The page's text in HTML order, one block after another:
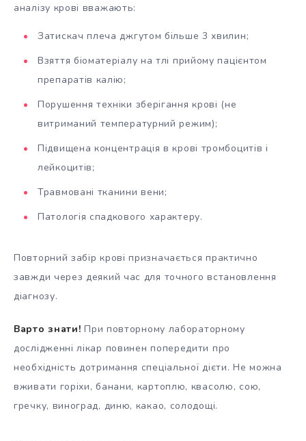
аналізу крові вважають:
Затискач плеча джгутом більше 3 хвилин;
Взяття біоматеріалу на тлі прийому пацієнтом
препаратів калію;
Порушення техніки зберігання крові (не
витриманий температурний режим);
Підвищена концентрація в крові тромбоцитів і
лейкоцитів;
Травмовані тканини вени;
Патологія спадкового характеру.
Повторний забір крові призначається практично
завжди через деякий час для точного встановлення
діагнозу.
Варто знати! При повторному лабораторному
дослідженні лікар повинен попередити про
необхідність дотримання спеціальної дієти. Не можна
вживати горіхи, банани, картоплю, квасолю, сою,
гречку, виноград, диню, какао, солодощі.